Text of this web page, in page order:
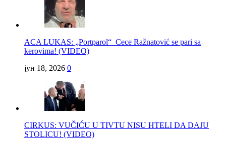
ACA LUKAS: „Portparol“ Cece Ražnatović se pari sa
kerovima! (VIDEO)
јун 18, 2026 0
CIRKUS: VUČIĆU U TIVTU NISU HTELI DA DAJU
STOLICU! (VIDEO)